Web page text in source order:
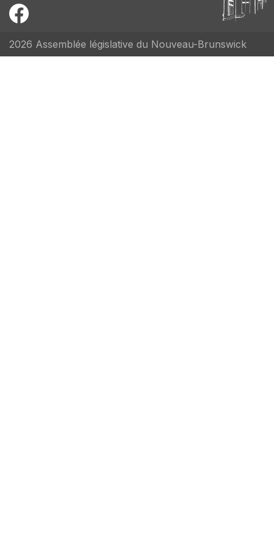
2026 Assemblée législative du Nouveau-Brunswick